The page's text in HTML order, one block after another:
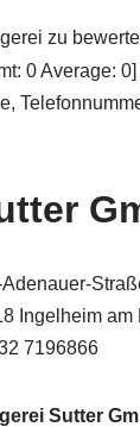
zu
0Average: 0]
Ingelheim am
7196866
Sutter